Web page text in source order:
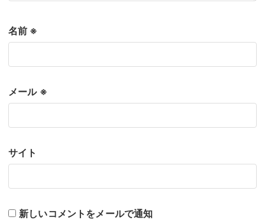
名前 ※
メール ※
サイト
新しいコメントをメールで通知